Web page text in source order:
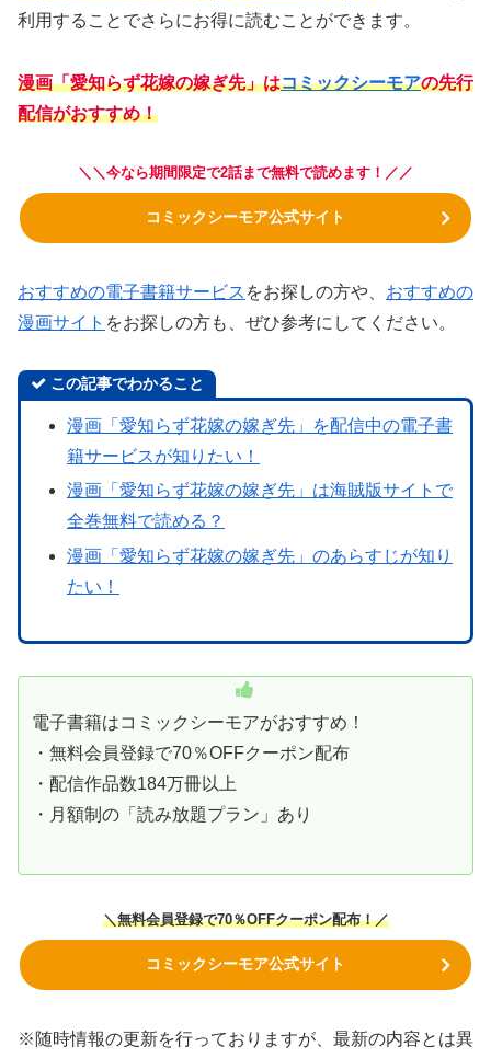
利用することでさらにお得に読むことができます。
漫画「愛知らず花嫁の嫁ぎ先」はコミックシーモアの先行
配信がおすすめ！
＼＼今なら期間限定で2話まで無料で読めます！ ／／
コミックシーモア公式サイト
おすすめの電子書籍サービス をお探しの方や、 おすすめの
漫画サイト をお探しの方も、ぜひ参考にしてください。
この記事でわかること
漫画「愛知らず花嫁の嫁ぎ先」を配信中の電子書
籍サービスが知りたい！
漫画「愛知らず花嫁の嫁ぎ先」は海賊版サイトで
全巻無料で読める？
漫画「愛知らず花嫁の嫁ぎ先」のあらすじが知り
たい！
電子書籍はコミックシーモアがおすすめ！
・無料会員登録で70％OFFクーポン配布
・配信作品数184万冊以上
・月額制の「読み放題プラン」あり
＼無料会員登録で70％OFFクーポン配布！／
コミックシーモア公式サイト
※随時情報の更新を行っておりますが、最新の内容とは異